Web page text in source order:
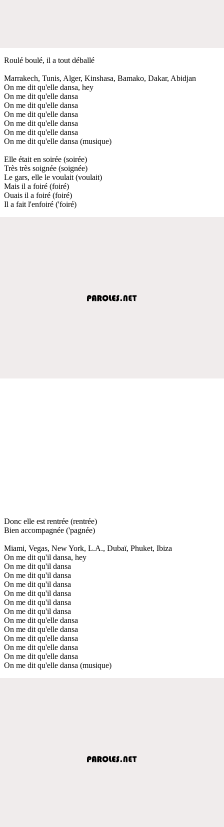
Roulé boulé, il a tout déballé
Marrakech, Tunis, Alger, Kinshasa, Bamako, Dakar, Abidjan
On me dit qu'elle dansa, hey
On me dit qu'elle dansa
On me dit qu'elle dansa
On me dit qu'elle dansa
On me dit qu'elle dansa
On me dit qu'elle dansa
On me dit qu'elle dansa (musique)
Elle était en soirée (soirée)
Très très soignée (soignée)
Le gars, elle le voulait (voulait)
Mais il a foiré (foiré)
Ouais il a foiré (foiré)
Il a fait l'enfoiré ('foiré)
Donc elle est rentrée (rentrée)
Bien accompagnée ('pagnée)
Miami, Vegas, New York, L.A., Dubaï, Phuket, Ibiza
On me dit qu'il dansa, hey
On me dit qu'il dansa
On me dit qu'il dansa
On me dit qu'il dansa
On me dit qu'il dansa
On me dit qu'il dansa
On me dit qu'il dansa
On me dit qu'elle dansa
On me dit qu'elle dansa
On me dit qu'elle dansa
On me dit qu'elle dansa
On me dit qu'elle dansa
On me dit qu'elle dansa (musique)